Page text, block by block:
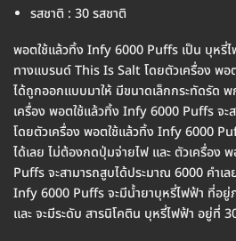
รสชาติ : 30 รสชาติ
พอตใช้แล้วทิ้ง Infy 6000 Puffs เป็น บุหรี่
ทางแบรนด์ This Is Salt โดยตัวเครื่อง พ
ได้ถูกออกแบบมาให้ มีขนาดเล็กกระทัดรัด
เครื่อง พอตใช้แล้วทิ้ง Infy 6000 Puffs จะ
โดยตัวเครื่อง พอตใช้แล้วทิ้ง Infy 6000
ได้เลย ไม่ต้องกดปุ่มจ่ายไฟ และ ตัวเครื่อง
Puffs จะสามารถสูบได้ประมาณ 6000 คำเ
Infy 6000 Puffs จะมีน้ำยาบุหรี่ไฟฟ้า ที่อยู่
และ จะมีระดับ สารนิโคติน บุหรี่ไฟฟ้า อยู่ที่